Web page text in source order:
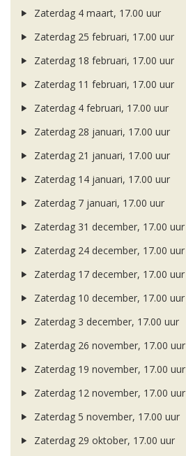
Zaterdag 4 maart, 17.00 uur
Zaterdag 25 februari, 17.00 uur
Zaterdag 18 februari, 17.00 uur
Zaterdag 11 februari, 17.00 uur
Zaterdag 4 februari, 17.00 uur
Zaterdag 28 januari, 17.00 uur
Zaterdag 21 januari, 17.00 uur
Zaterdag 14 januari, 17.00 uur
Zaterdag 7 januari, 17.00 uur
Zaterdag 31 december, 17.00 uur
Zaterdag 24 december, 17.00 uur
Zaterdag 17 december, 17.00 uur
Zaterdag 10 december, 17.00 uur
Zaterdag 3 december, 17.00 uur
Zaterdag 26 november, 17.00 uur
Zaterdag 19 november, 17.00 uur
Zaterdag 12 november, 17.00 uur
Zaterdag 5 november, 17.00 uur
Zaterdag 29 oktober, 17.00 uur